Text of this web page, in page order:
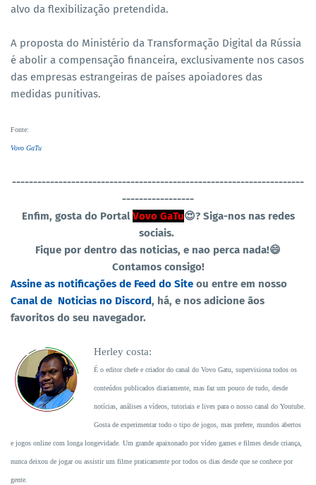
alvo da flexibilização pretendida.
A proposta do Ministério da Transformação Digital da Rússia
é abolir a compensação financeira, exclusivamente nos casos
das empresas estrangeiras de países apoiadores das
medidas punitivas.
Fonte:
Vovo GaTu
---------------------------------------------------------------------
-----------------
Enfim, gosta do PortalVovo GaTu😍? Siga-nos nas redes
sociais.
Fique por dentro das noticias, e nao perca nada!😄
Contamos consigo!
Assine as notificações de Feed do Site ou entre em nosso
Canal de Noticias no Discord, há, e nos adicione ãos
favoritos do seu navegador.
Herley costa:
É o editor chefe e criador do canal do Vovo Gatu, supervisiona todos os
conteúdos publicados diariamente, mas faz um pouco de tudo, desde
notícias, análises a vídeos, tutoriais e lives para o nosso canal do Youtube.
Gosta de experimentar todo o tipo de jogos, mas prefere, mundos abertos
e jogos online com longa longevidade. Um grande apaixonado por vídeo games e filmes desde criança,
nunca deixou de jogar ou assistir um filme praticamente por todos os dias desde que se conhece por
gente.